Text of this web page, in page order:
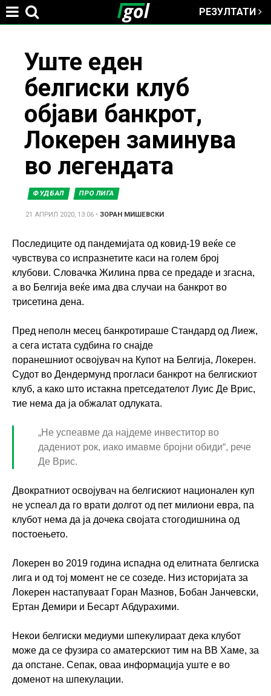
РЕЗУЛТАТИ
You
here
Уште еден
белгиски клуб
објави банкрот,
Локерен заминува
во легендата
ФУДБАЛ ПРО ЛИГА
21 АПРИЛ 2020, 13:06 •ЗОРАН МИШЕВСКИ
Последиците од пандемијата од ковид-19 веќе се
чувствува со испразнетите каси на голем број
клубови. Словачка Жилина прва се предаде и згасна,
а во Белгија веќе има два случаи на банкрот во
трисетина дена.
Пред неполн месец банкротираше Стандард од Лиеж,
а сега истата судбина го снајде
поранешниот освојувач на Купот на Белгија, Локерен.
Судот во Дендермунд прогласи банкрот на белгискиот
клуб, а како што истакна претседателот Луис Де Врис,
тие нема да ја обжалат одлуката.
„Не успеавме да најдеме инвеститор во
дадениот рок, иако имавме бројни обиди“, рече
Де Врис.
Двократниот освојувач на белгискиот национален куп
не успеал да го врати долгот од пет милиони евра, па
клубот нема да ја дочека својата стогодишнина од
постоењето.
Локерен во 2019 година испадна од елитната белгиска
лига и од тој момент не се созеде. Низ историјата за
Локерен настапуваат Горан Мазнов, Бобан Јанчевски,
Ертан Демири и Бесарт Абдурахими.
Некои белгиски медиуми шпекулираат дека клубот
може да се фузира со аматерскиот тим на ВВ Хаме, за
да опстане. Сепак, оваа информација уште е во
доменот на шпекулации.